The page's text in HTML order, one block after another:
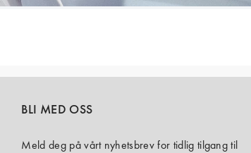
BLI MED OSS
Meld deg på vårt nyhetsbrev for tidlig tilgang til